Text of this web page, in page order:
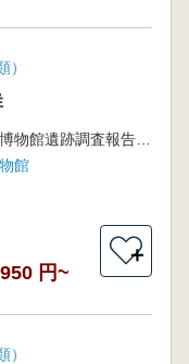
）
啓明大学校博物館遺跡調査報告第1集
館
円~
＋
）